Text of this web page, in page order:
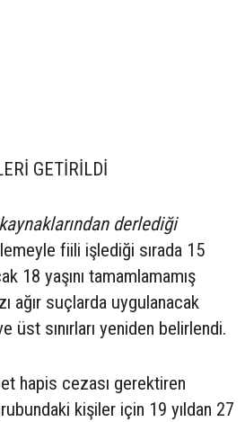
GETİRİLDİ
derlediği
fiili işlediği sırada 15
18 yaşını tamamlamamış
ağır suçlarda uygulanacak
üst sınırları yeniden belirlendi.
hapis cezası gerektiren
kişiler için 19 yıldan 27